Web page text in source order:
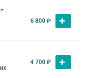
6 800 ₽
4 700 ₽